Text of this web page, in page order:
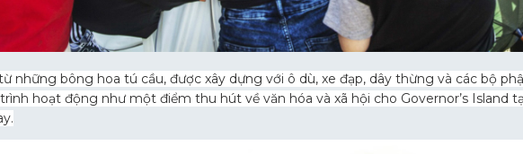
những bông hoa tú cầu, được xây dựng với ô dù, xe đạp, dây thừng và các bộ
hoạt động như một điểm thu hút về văn hóa và xã hội cho Governor’s Island